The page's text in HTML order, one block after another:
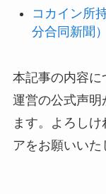
コカイン所
分合同新聞）
本記事の内容に
運営の公式声明
ます。よろし
アをお願いいた